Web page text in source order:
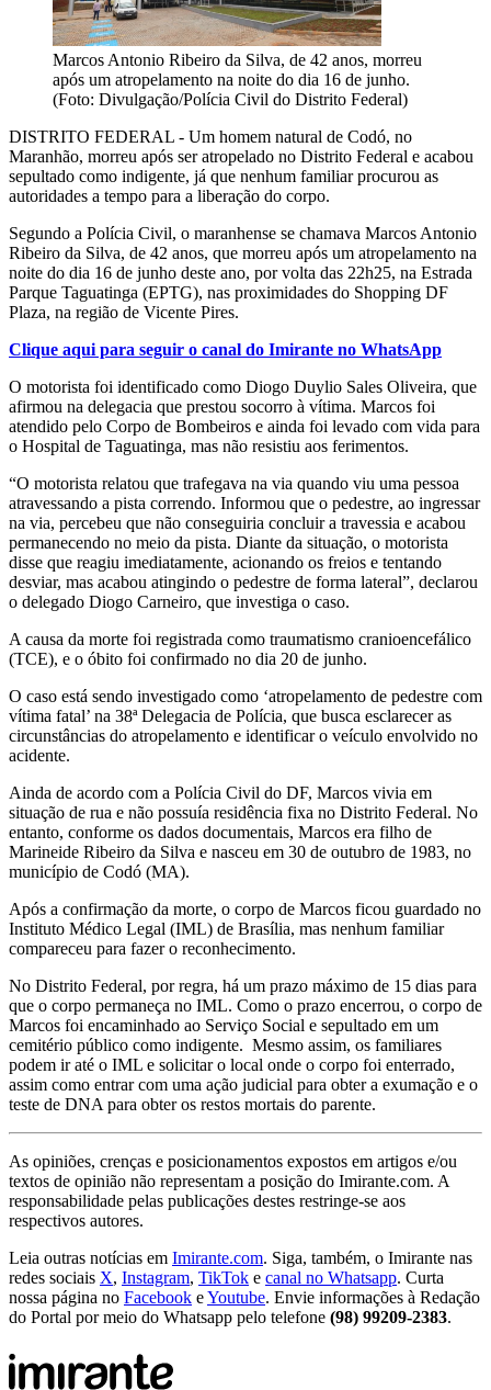
Marcos Antonio Ribeiro da Silva, de 42 anos, morreu
após um atropelamento na noite do dia 16 de junho.
(Foto: Divulgação/Polícia Civil do Distrito Federal)
DISTRITO FEDERAL - Um homem natural de Codó, no
Maranhão, morreu após ser atropelado no Distrito Federal e acabou
sepultado como indigente, já que nenhum familiar procurou as
autoridades a tempo para a liberação do corpo.
Segundo a Polícia Civil, o maranhense se chamava Marcos Antonio
Ribeiro da Silva, de 42 anos, que morreu após um atropelamento na
noite do dia 16 de junho deste ano, por volta das 22h25, na Estrada
Parque Taguatinga (EPTG), nas proximidades do Shopping DF
Plaza, na região de Vicente Pires.
Clique aqui para seguir o canal do Imirante no WhatsApp
O motorista foi identificado como Diogo Duylio Sales Oliveira, que
afirmou na delegacia que prestou socorro à vítima. Marcos foi
atendido pelo Corpo de Bombeiros e ainda foi levado com vida para
o Hospital de Taguatinga, mas não resistiu aos ferimentos.
“O motorista relatou que trafegava na via quando viu uma pessoa
atravessando a pista correndo. Informou que o pedestre, ao ingressar
na via, percebeu que não conseguiria concluir a travessia e acabou
permanecendo no meio da pista. Diante da situação, o motorista
disse que reagiu imediatamente, acionando os freios e tentando
desviar, mas acabou atingindo o pedestre de forma lateral”, declarou
o delegado Diogo Carneiro, que investiga o caso.
A causa da morte foi registrada como traumatismo cranioencefálico
(TCE), e o óbito foi confirmado no dia 20 de junho.
O caso está sendo investigado como ‘atropelamento de pedestre com
vítima fatal’ na 38ª Delegacia de Polícia, que busca esclarecer as
circunstâncias do atropelamento e identificar o veículo envolvido no
acidente.
Ainda de acordo com a Polícia Civil do DF, Marcos vivia em
situação de rua e não possuía residência fixa no Distrito Federal. No
entanto, conforme os dados documentais, Marcos era filho de
Marineide Ribeiro da Silva e nasceu em 30 de outubro de 1983, no
município de Codó (MA).
Após a confirmação da morte, o corpo de Marcos ficou guardado no
Instituto Médico Legal (IML) de Brasília, mas nenhum familiar
compareceu para fazer o reconhecimento.
No Distrito Federal, por regra, há um prazo máximo de 15 dias para
que o corpo permaneça no IML. Como o prazo encerrou, o corpo de
Marcos foi encaminhado ao Serviço Social e sepultado em um
cemitério público como indigente. Mesmo assim, os familiares
podem ir até o IML e solicitar o local onde o corpo foi enterrado,
assim como entrar com uma ação judicial para obter a exumação e o
teste de DNA para obter os restos mortais do parente.
As opiniões, crenças e posicionamentos expostos em artigos e/ou
textos de opinião não representam a posição do Imirante.com. A
responsabilidade pelas publicações destes restringe-se aos
respectivos autores.
Leia outras notícias em Imirante.com. Siga, também, o Imirante nas
redes sociais X, Instagram, TikTok e canal no Whatsapp. Curta
nossa página no Facebook eYoutube. Envie informações à Redação
do Portal por meio do Whatsapp pelo telefone (98) 99209-2383.